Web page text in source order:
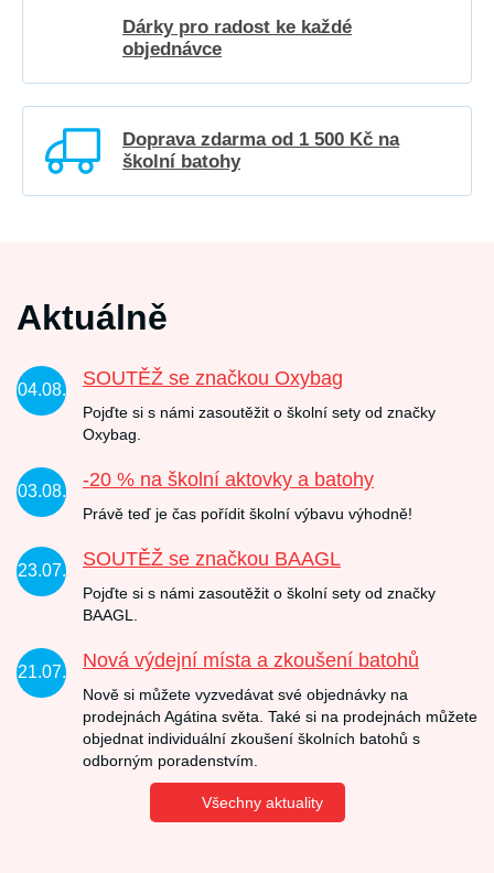
Dárky pro radost ke každé
objednávce
Doprava zdarma od 1 500 Kč na
školní batohy
Aktuálně
04.08.
SOUTĚŽ se značkou Oxybag
Pojďte si s námi zasoutěžit o školní sety od značky
Oxybag.
03.08.
-20 % na školní aktovky a batohy
Právě teď je čas pořídit školní výbavu výhodně!
23.07.
SOUTĚŽ se značkou BAAGL
Pojďte si s námi zasoutěžit o školní sety od značky
BAAGL.
21.07.
Nová výdejní místa a zkoušení batohů
Nově si můžete vyzvedávat své objednávky na
prodejnách Agátina světa. Také si na prodejnách můžete
objednat individuální zkoušení školních batohů s
odborným poradenstvím.
Všechny aktuality